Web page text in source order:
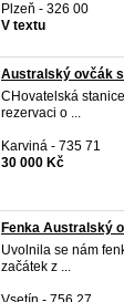
Plzeň - 326 00
V textu
Australský ovčák
CHovatelská
rezervaci o ...
Karviná - 735 71
30 000 Kč
Fenka Australský
Uvolnila se nám
začátek z ...